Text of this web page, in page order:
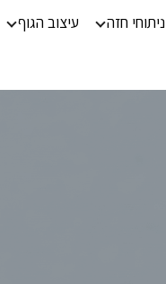
ניתוחי חזה עיצוב הגוף